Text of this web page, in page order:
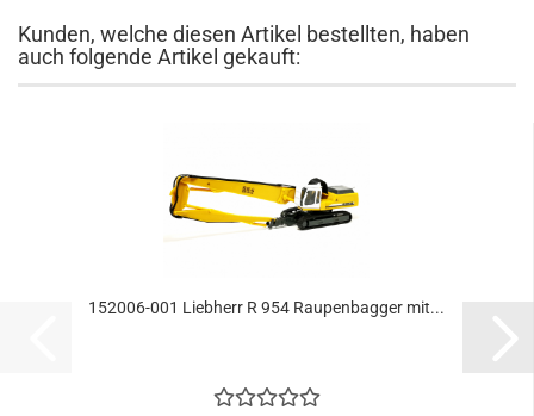
Kunden, welche diesen Artikel bestellten, haben
auch folgende Artikel gekauft:
152006-001 Liebherr R 954 Raupenbagger mit...